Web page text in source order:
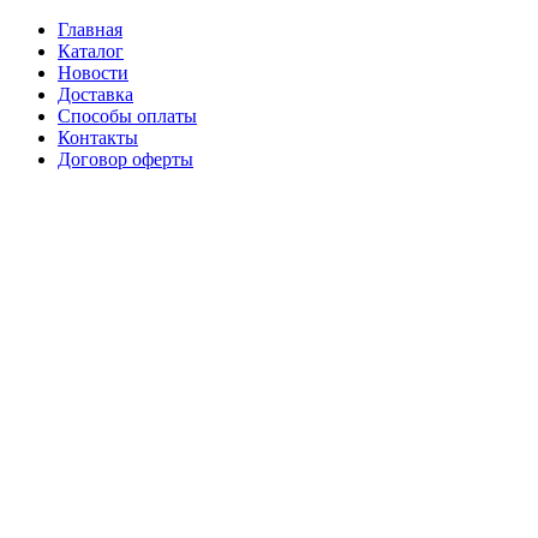
Главная
Каталог
Новости
Доставка
Способы оплаты
Контакты
Договор оферты